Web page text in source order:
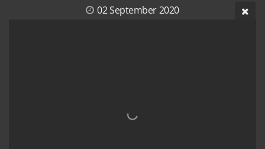
02 September 2020